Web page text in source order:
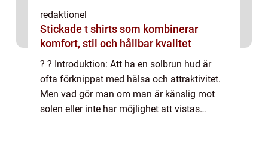
redaktionel
Stickade t shirts som kombinerar
komfort, stil och hållbar kvalitet
? ? Introduktion: Att ha en solbrun hud är
ofta förknippat med hälsa och attraktivitet.
Men vad gör man om man är känslig mot
solen eller inte har möjlighet att vistas